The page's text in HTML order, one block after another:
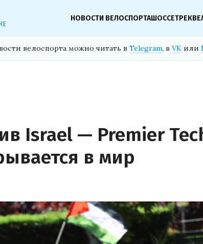
НОВОСТИ ВЕЛОСПОРТАШОССЕТРЕК
велоспорта можно читать в Telegram, в VK или
Israel — Premier
в мир